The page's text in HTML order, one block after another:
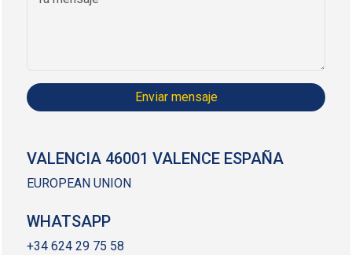
Enviar mensaje
VALENCIA 46001 VALENCE ESPAÑA
EUROPEAN UNION
WHATSAPP
+34 624 29 75 58